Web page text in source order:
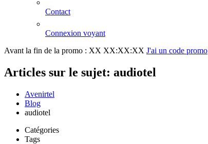
Contact
Connexion voyant
Avant la fin de la promo : XX XX:XX:XX J'ai un code promo
Articles sur le sujet: audiotel
Avenirtel
Blog
audiotel
Catégories
Tags